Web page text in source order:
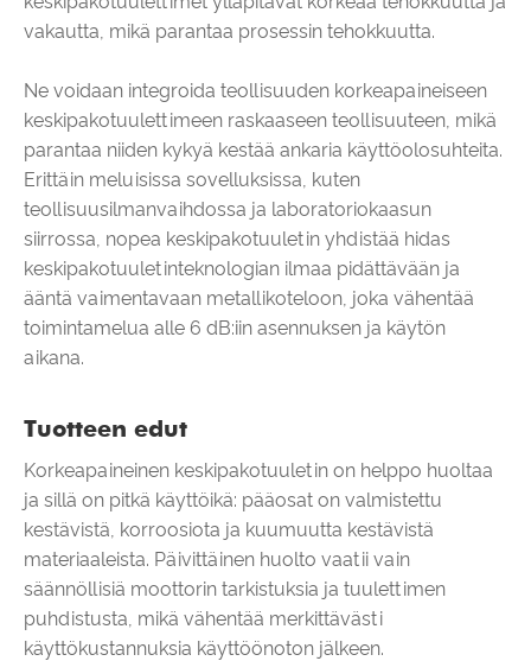
vakautta, mikä parantaa prosessin tehokkuutta.
Ne voidaan integroida teollisuuden korkeapaineiseen
keskipakotuulettimeen raskaaseen teollisuuteen, mikä
parantaa niiden kykyä kestää ankaria käyttöolosuhteita.
Erittäin meluisissa sovelluksissa, kuten
teollisuusilmanvaihdossa ja laboratoriokaasun
siirrossa, nopea keskipakotuuletin yhdistää hidas
keskipakotuuletinteknologian ilmaa pidättävään ja
ääntä vaimentavaan metallikoteloon, joka vähentää
toimintamelua alle 6 dB:iin asennuksen ja käytön
aikana.
Tuotteen edut
Korkeapaineinen keskipakotuuletin on helppo huoltaa
ja sillä on pitkä käyttöikä: pääosat on valmistettu
kestävistä, korroosiota ja kuumuutta kestävistä
materiaaleista. Päivittäinen huolto vaatii vain
säännöllisiä moottorin tarkistuksia ja tuulettimen
puhdistusta, mikä vähentää merkittävästi
käyttökustannuksia käyttöönoton jälkeen.